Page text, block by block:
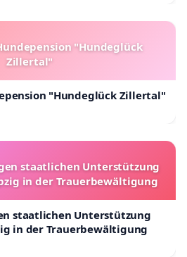
"Hundeglück
Zillertal"
"Hundeglück Zillertal"
staatlichen Unterstützung
in der Trauerbewältigung
staatlichen Unterstützung
in der Trauerbewältigung